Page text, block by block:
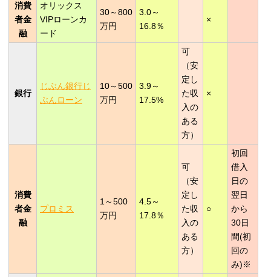
消費
者金
融
オリックス
VIPローンカ
ード
30～800
万円
3.0～
16.8％
×
銀行
じぶん銀行じ
ぶんローン
10～500
万円
3.9～
17.5%
可
（安
定し
た収
入の
ある
方）
×
消費
者金
融
プロミス
1～500
万円
4.5～
17.8％
可
（安
定し
た収
入の
ある
方）
○
初回
借入
日の
翌日
から
30日
間(初
回の
み)※